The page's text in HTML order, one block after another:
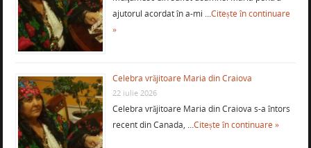
ajutorul acordat în a-mi …Citește în continuare
»
Celebra vrăjitoare Maria din Craiova
22 iulie 2026
Celebra vrăjitoare Maria din Craiova s-a întors
recent din Canada, …Citește în continuare »